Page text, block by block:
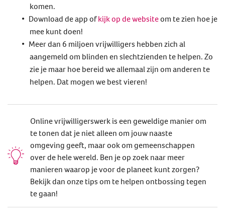
komen.
Download de app ofkijk op de websiteom te zien hoe je
mee kunt doen!
Meer dan 6 miljoen vrijwilligers hebben zich al
aangemeld om blinden en slechtzienden te helpen. Zo
zie je maar hoe bereid we allemaal zijn om anderen te
helpen. Dat mogen we best vieren!
Online vrijwilligerswerk is een geweldige manier om
te tonen dat je niet alleen om jouw naaste
omgeving geeft, maar ook om gemeenschappen
over de hele wereld. Ben je op zoek naar meer
manieren waarop je voor de planeet kunt zorgen?
Bekijk dan onze tips om te helpen ontbossing tegen
te gaan!